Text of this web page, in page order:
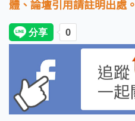
體、論壇引用請註明出處。